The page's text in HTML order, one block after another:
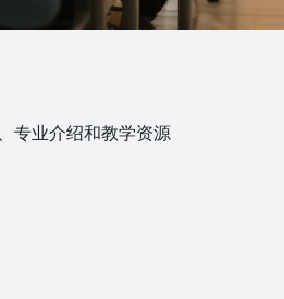
专业介绍和教学资源